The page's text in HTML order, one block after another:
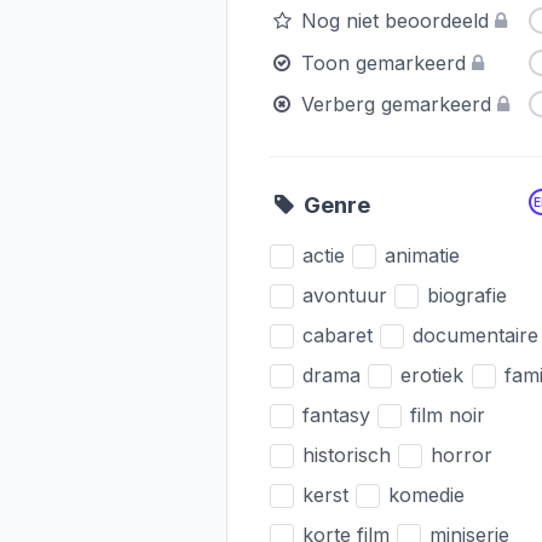
Nog niet beoordeeld
Toon gemarkeerd
Verberg gemarkeerd
Genre
actie
animatie
avontuur
biografie
cabaret
documentaire
drama
erotiek
fantasy
film noir
historisch
horror
kerst
komedie
korte film
miniserie